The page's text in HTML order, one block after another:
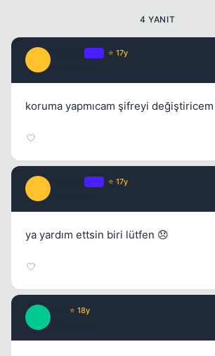
4 YANIT
⭐ 17y
koruma yapmıcam şifreyi değiştiricem
⭐ 17y
ya yardım ettsin biri lütfen 😞
⭐ 18y